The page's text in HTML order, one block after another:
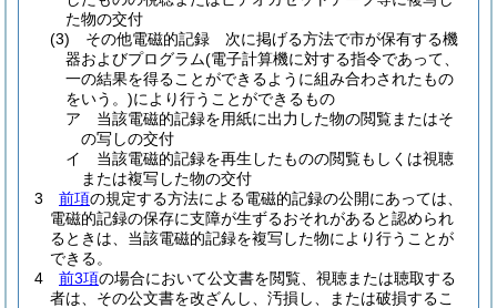
た物の交付
(3)
その他電磁的記録 次に掲げる方法で市が保有する機
器およびプログラム(電子計算機に対する指令であって、
一の結果を得ることができるように組み合わされたもの
をいう。)により行うことができるもの
ア
当該電磁的記録を用紙に出力した物の閲覧またはそ
の写しの交付
イ
当該電磁的記録を再生したものの閲覧もしくは視聴
または複写した物の交付
3
前項の規定する方法による電磁的記録の公開にあっては、
電磁的記録の保存に支障が生ずるおそれがあると認められ
るときは、当該電磁的記録を複写した物により行うことが
できる。
4
前3項の場合において公文書を閲覧、視聴または聴取する
者は、その公文書を改ざんし、汚損し、または破損するこ